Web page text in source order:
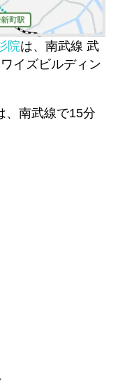
院は、南武線 武
イズビルディン
、南武線で15分